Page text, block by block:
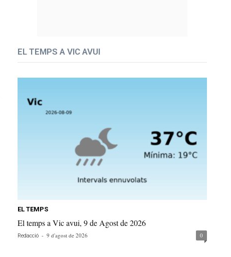
EL TEMPS A VIC AVUI
EL TEMPS
El temps a Vic avui, 9 de Agost de 2026
Redacció - 9 d'agost de 2026 0